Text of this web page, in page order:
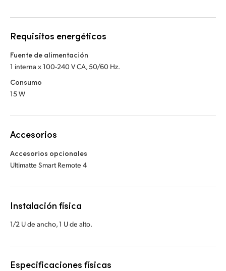
Requisitos energéticos
Fuente de alimentación
1 interna x 100-240 V CA, 50/60 Hz.
Consumo
15 W
Accesorios
Accesorios opcionales
Ultimatte Smart Remote 4
Instalación física
1/2 U de ancho, 1 U de alto.
Especificaciones físicas